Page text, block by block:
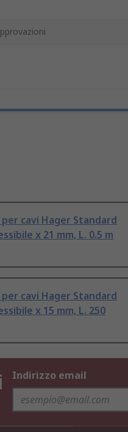
per cavi Hager Standard
x 21 mm, L. 0.5 m
per cavi Hager Standard
x 15 mm, L. 250
Indirizzo email